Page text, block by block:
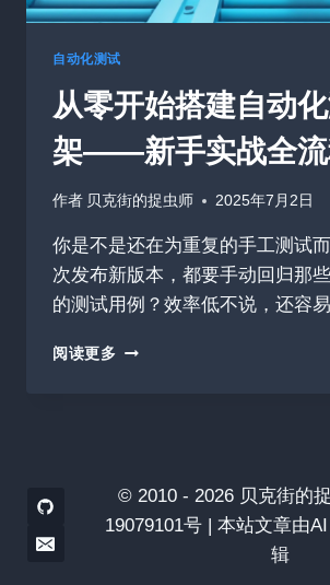
雄”
自动化测试
从零开始搭建自动
架——新手实战全流
作者 贝克街的捉虫师 2025年7月2日
你是不是还在为重复的手工测试
次发布新版本，都要手动回归那
的测试用例？效率低不说，还容
阅读更多 从
自
化
© 2010 - 2026 贝克街的
19079101号 | 本站文章由
辑